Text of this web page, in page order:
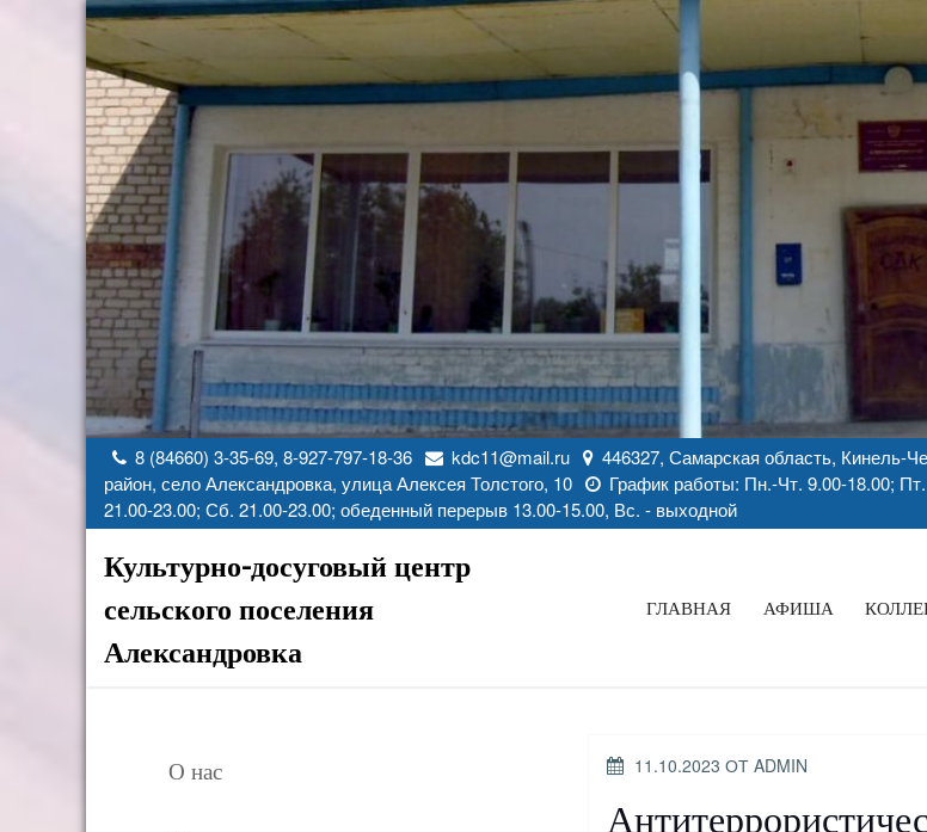
содержимому
8 (84660) 3-35-69, 8-927-797-18-36 kdc11@mail.ru
446327, Самарская область, Кинель-
район, село Александровка, улица Алексея Толстого, 10
График работы: Пн.-Чт. 9.00-18.00;
21.00-23.00; Сб. 21.00-23.00; обеденный перерыв 13.00-15.00, Вс. - выходной
Культурно-досуговый центр
сельского поселения
Александровка
ГЛАВНАЯ АФИША
О нас ОПУБЛИКОВАНО
11.10.2023 ОТ ADMIN